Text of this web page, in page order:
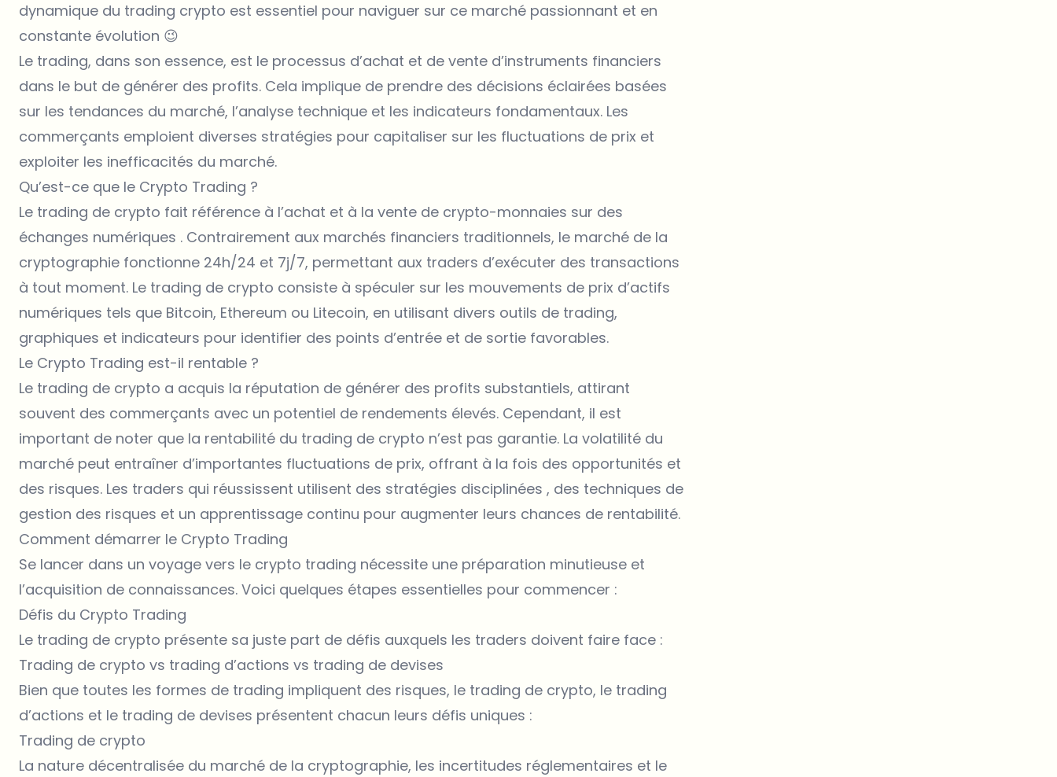
dynamique du trading crypto est essentiel pour naviguer sur ce marché passionnant et en
constante évolution 😉
Le trading, dans son essence, est le processus d’achat et de vente d’instruments financiers
dans le but de générer des profits. Cela implique de prendre des décisions éclairées basées
sur les tendances du marché, l’analyse technique et les indicateurs fondamentaux. Les
commerçants emploient diverses stratégies pour capitaliser sur les fluctuations de prix et
exploiter les inefficacités du marché.
Qu’est-ce que le Crypto Trading ?
Le trading de crypto fait référence à l’achat et à la vente de crypto-monnaies sur des
échanges numériques . Contrairement aux marchés financiers traditionnels, le marché de la
cryptographie fonctionne 24h/24 et 7j/7, permettant aux traders d’exécuter des transactions
à tout moment. Le trading de crypto consiste à spéculer sur les mouvements de prix d’actifs
numériques tels que Bitcoin, Ethereum ou Litecoin, en utilisant divers outils de trading,
graphiques et indicateurs pour identifier des points d’entrée et de sortie favorables.
Le Crypto Trading est-il rentable ?
Le trading de crypto a acquis la réputation de générer des profits substantiels, attirant
souvent des commerçants avec un potentiel de rendements élevés. Cependant, il est
important de noter que la rentabilité du trading de crypto n’est pas garantie. La volatilité du
marché peut entraîner d’importantes fluctuations de prix, offrant à la fois des opportunités et
des risques. Les traders qui réussissent utilisent des stratégies disciplinées , des techniques de
gestion des risques et un apprentissage continu pour augmenter leurs chances de rentabilité.
Comment démarrer le Crypto Trading
Se lancer dans un voyage vers le crypto trading nécessite une préparation minutieuse et
l’acquisition de connaissances. Voici quelques étapes essentielles pour commencer :
Défis du Crypto Trading
Le trading de crypto présente sa juste part de défis auxquels les traders doivent faire face :
Trading de crypto vs trading d’actions vs trading de devises
Bien que toutes les formes de trading impliquent des risques, le trading de crypto, le trading
d’actions et le trading de devises présentent chacun leurs défis uniques :
Trading de crypto
La nature décentralisée du marché de la cryptographie, les incertitudes réglementaires et le